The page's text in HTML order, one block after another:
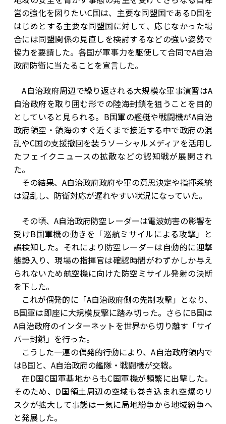
営の強化を図りたいC国は、主要な同盟国であるD国を
はじめとする主要な同盟国に対して、応じなかった場
合には同盟関係の見直しを検討するなどの強い姿勢で
協力を要請した。各国が軍事力を駆使して合同でA自治
政府防衛に当たることを宣言した。
A自治政府周辺で繰り返される大規模な軍事演習はA
自治政府を取り囲む形での陸海封鎖を狙うことを目的
としていると見られる。B国軍の艦艇や戦闘機がA自治
政府領空・領海のすぐ近くまで接近する中で政府の混
乱やC国の支援撤回を装うソーシャルメディアを活用し
たフェイクニュースの拡散などの認知戦が展開され
た。
その結果、A自治政府政府や軍の意思決定や指揮系統
は混乱し、防衛対応が遅れやすい状況になっていた。
その頃、A自治政府防空レーダーは電波妨害の影響を
受けB国軍機の動きを「巡航ミサイルによる攻撃」と
誤検知した。それにより防空レーダーは自動的に迎撃
態勢入り、現場の指揮官は確認時間がわずかしか与え
られないため航空機に向けた防空ミサイル発射の決断
を下した。
これが偶発的に「A自治政府側の先制攻撃」となり、
B国軍は即座に大規模反撃に踏み切った。さらにB国は
A自治政府のインターネットを世界から切り離す「サイ
バー封鎖」を行った。
こうした一連の偶発的行動により、A自治政府領内で
はB国と、A自治政府の艦隊・戦闘機が交戦。
在D国C国軍基地からもC国軍機が頻繁に出撃した。
そのため、D国領土周辺の空域も巻き込まれ空爆のリ
スクが拡大して事態は一気に局地紛争から地域紛争へ
と発展した。